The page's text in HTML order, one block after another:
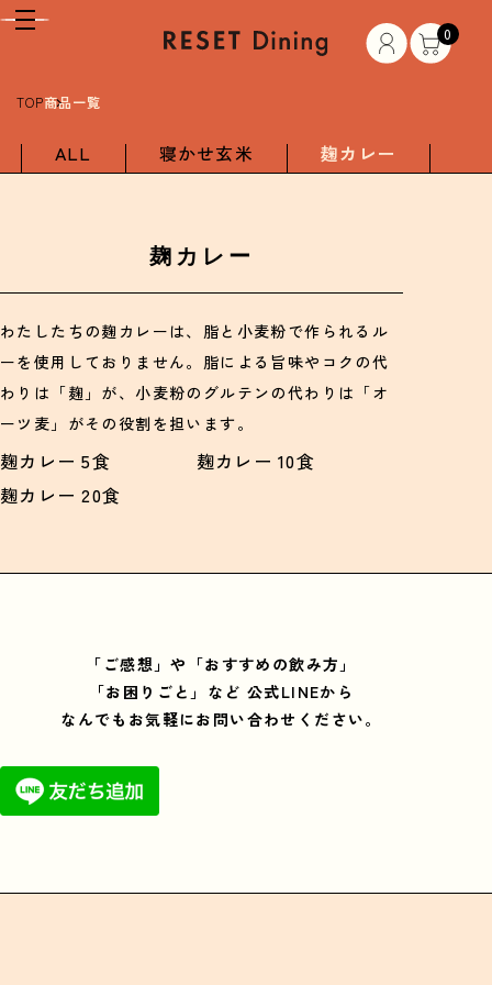
0
TOP商品一覧
ALL 寝かせ玄米 麹カレー
麹カレー
わたしたちの麹カレーは、脂と小麦粉で作られるル
ーを使用しておりません。脂による旨味やコクの代
わりは「麹」が、小麦粉のグルテンの代わりは「オ
ーツ麦」がその役割を担います。
麹カレー 5食
麹カレー 10食
麹カレー 20食
「ご感想」や「おすすめの飲み方」
「お困りごと」など 公式LINEから
なんでもお気軽にお問い合わせください。